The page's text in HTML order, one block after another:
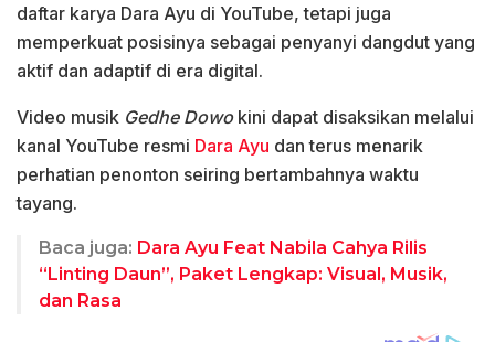
daftar karya Dara Ayu di YouTube, tetapi juga
memperkuat posisinya sebagai penyanyi dangdut yang
aktif dan adaptif di era digital.
Video musik Gedhe Dowokini dapat disaksikan melalui
kanal YouTube resmi Dara Ayu dan terus menarik
perhatian penonton seiring bertambahnya waktu
tayang.
Baca juga: Dara Ayu Feat Nabila Cahya Rilis
“Linting Daun”, Paket Lengkap: Visual, Musik,
dan Rasa